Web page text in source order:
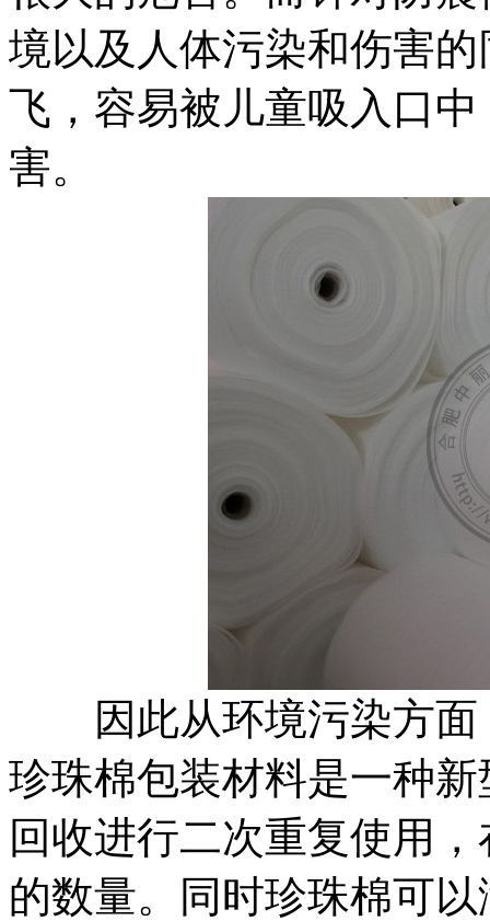
境以及人体污染和伤害
飞，容易被儿童吸入口
害。
因此从环境污染方面
珍珠棉包装材料是一种
回收进行二次重复使用
的数量。同时珍珠棉可